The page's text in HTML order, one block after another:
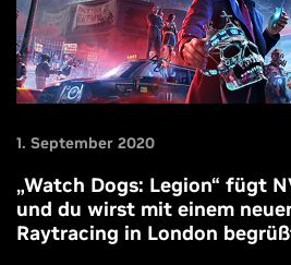
1. September 2020
„Watch Dogs: Legion“ fügt
und du wirst mit einem
Raytracing in London